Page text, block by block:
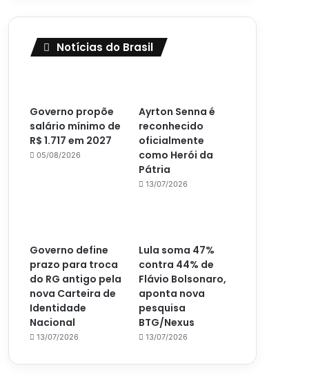
Notícias do Brasil
Governo propõe
salário mínimo de
R$ 1.717 em 2027
05/08/2026
Ayrton Senna é
reconhecido
oficialmente
como Herói da
Pátria
13/07/2026
Governo define
prazo para troca
do RG antigo pela
nova Carteira de
Identidade
Nacional
13/07/2026
Lula soma 47%
contra 44% de
Flávio Bolsonaro,
aponta nova
pesquisa
BTG/Nexus
13/07/2026